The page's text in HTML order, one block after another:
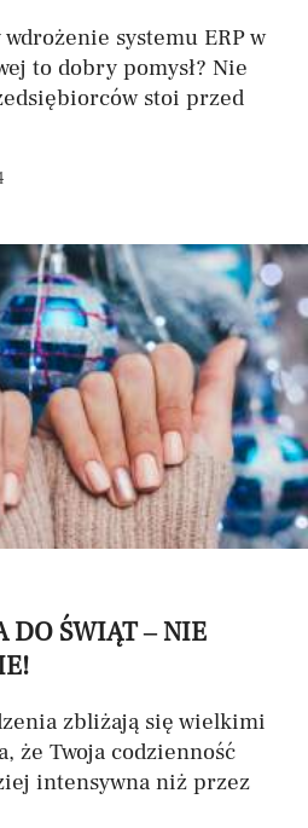
systemu ERP w
to dobry pomysł? Nie
stoi przed
DO ŚWIĄT – NIE
zbliżają się wielkimi
że Twoja codzienność
intensywna niż przez